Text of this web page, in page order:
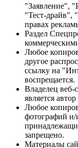
"Заявление",
"Тест-драйв",
правах
Раздел
Любое
другое
ссылку на
воспрещается.
Владелец веб-
является
Любое
фотографий и/
запрещено.
Материалы